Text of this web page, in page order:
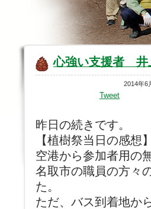
心強い支援者
2014年6
Tweet
昨日の続きです。
【植樹祭当日の感想】
空港から参加者用の
名取市の職員の方々
た。
ただ、バス到着地か